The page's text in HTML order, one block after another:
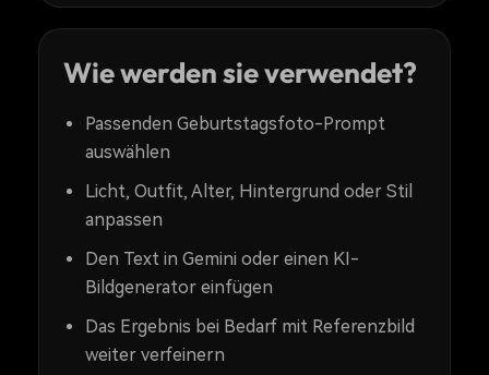
Wie werden sie verwendet?
Passenden Geburtstagsfoto-Prompt
auswählen
Licht, Outfit, Alter, Hintergrund oder Stil
anpassen
Den Text in Gemini oder einen KI-
Bildgenerator einfügen
Das Ergebnis bei Bedarf mit Referenzbild
weiter verfeinern